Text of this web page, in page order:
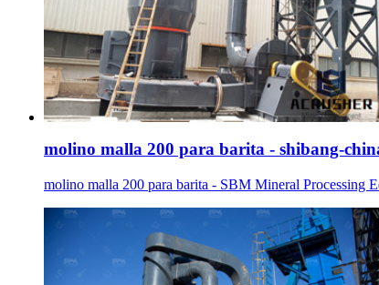
molino malla 200 para barita - shibang-
molino malla 200 para barita - SBM Mineral Processing